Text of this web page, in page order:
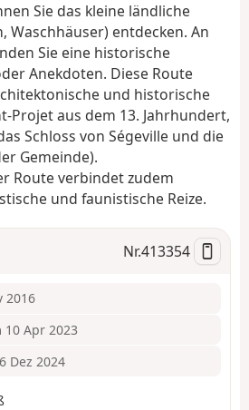
Sie das kleine ländliche
Waschhäuser) entdecken. An
Sie eine historische
Anekdoten. Diese Route
und historische
Projet aus dem 13. Jahrhundert,
Schloss von Ségeville und die
Gemeinde).
Route verbindet zudem
und faunistische Reize.
Nr.413354
2016
10 Apr 2023
Dez 2024